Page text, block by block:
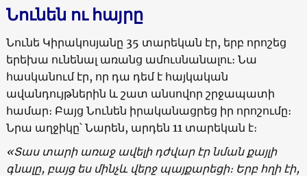
Նունեն ու հայրը
Նունե Կիրակոսյանը 35 տարեկան էր, երբ որոշեց
երեխա ունենալ առանց ամուսնանալու։ Նա
հասկանում էր, որ դա դեմ է հայկական
ավանդույթներին և շատ անսովոր շրջապատի
համար։ Բայց Նունեն իրականացրեց իր որոշումը։
Նրա աղջիկը՝ Նարեն, արդեն 11 տարեկան է։
«Տաս տարի առաջ ավելի դժվար էր նման քայլի
գնալը, բայց ես մինչև վերջ պայքարեցի։ Երբ հղի էի,